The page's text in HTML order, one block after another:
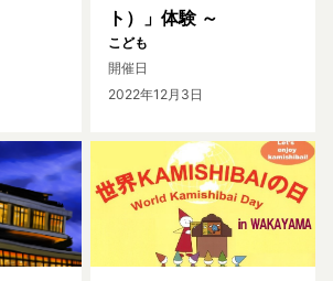
ト）」体験 ～
こども
開催日
2022年12月3日